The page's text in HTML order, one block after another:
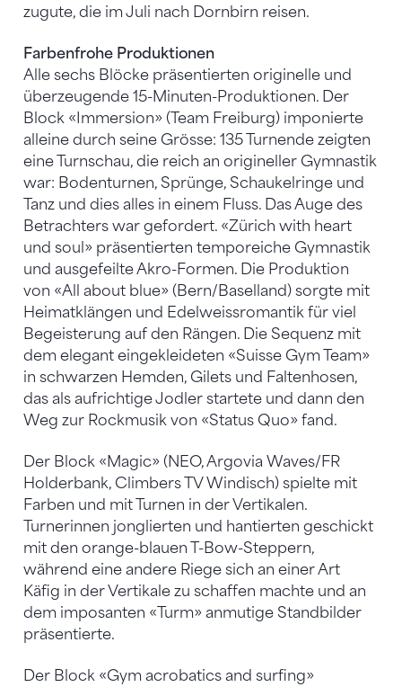
zugute, die im Juli nach Dornbirn reisen.
Farbenfrohe Produktionen
Alle sechs Blöcke präsentierten originelle und
überzeugende 15-Minuten-Produktionen. Der
Block «Immersion» (Team Freiburg) imponierte
alleine durch seine Grösse: 135 Turnende zeigten
eine Turnschau, die reich an origineller Gymnastik
war: Bodenturnen, Sprünge, Schaukelringe und
Tanz und dies alles in einem Fluss. Das Auge des
Betrachters war gefordert. «Zürich with heart
und soul» präsentierten temporeiche Gymnastik
und ausgefeilte Akro-Formen. Die Produktion
von «All about blue» (Bern/Baselland) sorgte mit
Heimatklängen und Edelweissromantik für viel
Begeisterung auf den Rängen. Die Sequenz mit
dem elegant eingekleideten «Suisse Gym Team»
in schwarzen Hemden, Gilets und Faltenhosen,
das als aufrichtige Jodler startete und dann den
Weg zur Rockmusik von «Status Quo» fand.
Der Block «Magic» (NEO, Argovia Waves/FR
Holderbank, Climbers TV Windisch) spielte mit
Farben und mit Turnen in der Vertikalen.
Turnerinnen jonglierten und hantierten geschickt
mit den orange-blauen T-Bow-Steppern,
während eine andere Riege sich an einer Art
Käfig in der Vertikale zu schaffen machte und an
dem imposanten «Turm» anmutige Standbilder
präsentierte.
Der Block «Gym acrobatics and surfing»